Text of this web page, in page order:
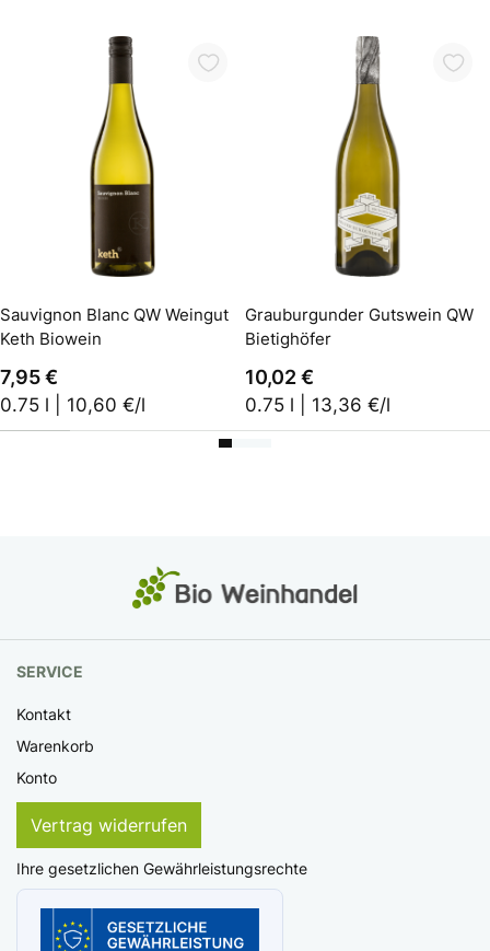
In den Warenkorb
Sauvignon Blanc QW Weingut
Keth Biowein
7,95 €
0.75 l | 10,60 €/l
Grauburgunder Gutswein QW
Bietighöfer
10,02 €
0.75 l | 13,36 €/l
SERVICE
Kontakt
Warenkorb
Konto
Vertrag widerrufen
Ihre gesetzlichen Gewährleistungsrechte